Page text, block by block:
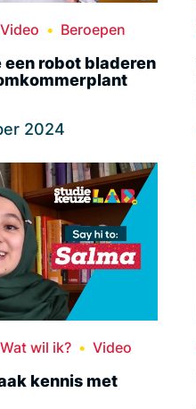
Video Beroepen
een robot bladeren
2024
Wat wil ik? Video
kennis met